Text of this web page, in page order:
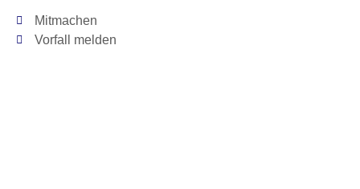
Mitmachen
Vorfall melden